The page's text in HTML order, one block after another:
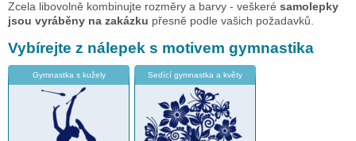
Zcela libovolně kombinujte rozměry a barvy - veškeré samolepky
jsou vyráběny na zakázku přesně podle vašich požadavků.
Vybírejte z nálepek s motivem gymnastika
Gymnastka s kužely Sedící gymnastka a květy